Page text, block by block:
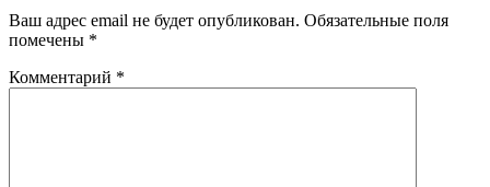
Ваш адрес email не будет опубликован. Обязательные поля
помечены *
Комментарий *